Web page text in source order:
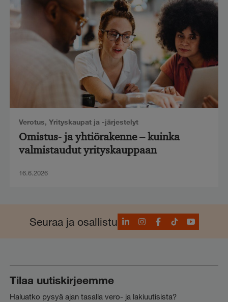
Verotus, Yrityskaupat ja -järjestelyt
Omistus- ja yhtiörakenne – kuinka
valmistaudut yrityskauppaan
16.6.2026
Seuraa ja osallistuLinkedInInstagram
Facebook
TikTokYouTube
Tilaa uutiskirjeemme
Haluatko pysyä ajan tasalla vero- ja lakiuutisista?